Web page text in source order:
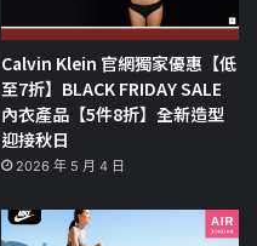
Calvin Klein 官網獨家優惠【低
至7折】BLACK FRIDAY SALE
內衣產品【5件8折】全新造型
迎接秋日
2026 年 5 月 4 日